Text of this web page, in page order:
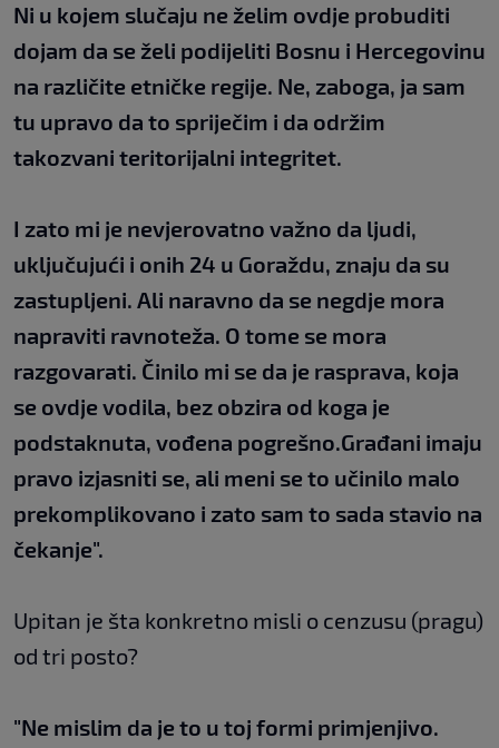
Ni u kojem slučaju ne želim ovdje probuditi
dojam da se želi podijeliti Bosnu i Hercegovinu
na različite etničke regije. Ne, zaboga, ja sam
tu upravo da to spriječim i da održim
takozvani teritorijalni integritet.
I zato mi je nevjerovatno važno da ljudi,
uključujući i onih 24 u Goraždu, znaju da su
zastupljeni. Ali naravno da se negdje mora
napraviti ravnoteža. O tome se mora
razgovarati. Činilo mi se da je rasprava, koja
se ovdje vodila, bez obzira od koga je
podstaknuta, vođena pogrešno.Građani imaju
pravo izjasniti se, ali meni se to učinilo malo
prekomplikovano i zato sam to sada stavio na
čekanje".
Upitan je šta konkretno misli o cenzusu (pragu)
od tri posto?
"Ne mislim da je to u toj formi primjenjivo.